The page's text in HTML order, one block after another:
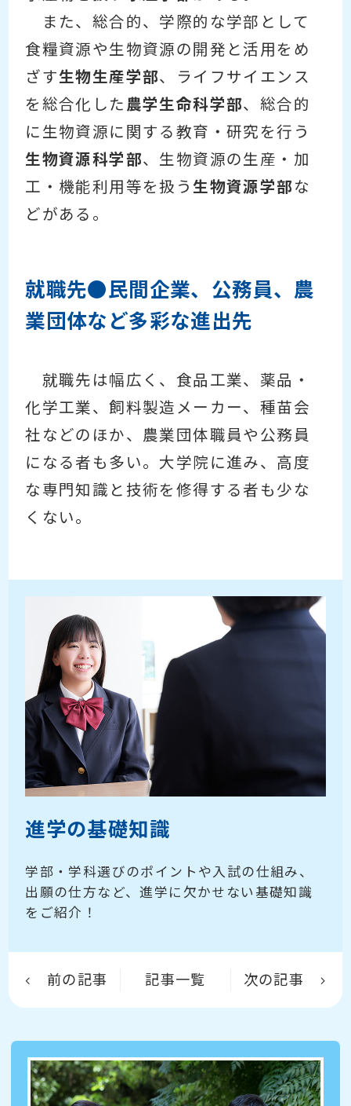
また、総合的、学際的な学部として
食糧資源や生物資源の開発と活用をめ
ざす生物生産学部、ライフサイエンス
を総合化した 農学生命科学部、総合的
に生物資源に関する教育・研究を行う
生物資源科学部、生物資源の生産・加
工・機能利用等を扱う生物資源学部な
どがある。
就職先●民間企業、公務員、農
業団体など多彩な進出先
就職先は幅広く、食品工業、薬品・
化学工業、飼料製造メーカー、種苗会
社などのほか、農業団体職員や公務員
になる者も多い。大学院に進み、高度
な専門知識と技術を修得する者も少な
くない。
進学の基礎知識
学部・学科選びのポイントや入試の仕組み、
出願の仕方など、進学に欠かせない基礎知識
をご紹介！
前の記事 記事一覧 次の記事